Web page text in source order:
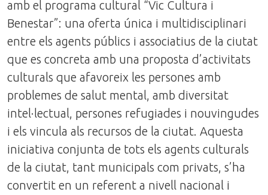
amb el programa cultural “Vic Cultura i
Benestar”: una oferta única i multidisciplinari
entre els agents públics i associatius de la ciutat
que es concreta amb una proposta d’activitats
culturals que afavoreix les persones amb
problemes de salut mental, amb diversitat
intel·lectual, persones refugiades i nouvingudes
i els vincula als recursos de la ciutat. Aquesta
iniciativa conjunta de tots els agents culturals
de la ciutat, tant municipals com privats, s’ha
convertit en un referent a nivell nacional i